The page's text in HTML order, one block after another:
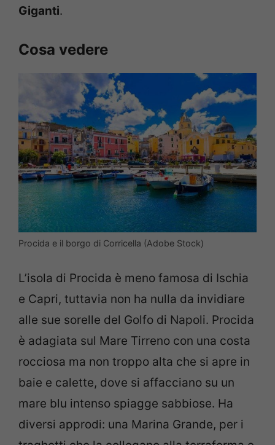
Giganti.
Cosa vedere
Procida e il borgo di Corricella (Adobe Stock)
L’isola di Procida è meno famosa di Ischia
e Capri, tuttavia non ha nulla da invidiare
alle sue sorelle del Golfo di Napoli. Procida
è adagiata sul Mare Tirreno con una costa
rocciosa ma non troppo alta che si apre in
baie e calette, dove si affacciano su un
mare blu intenso spiagge sabbiose. Ha
diversi approdi: una Marina Grande, per i